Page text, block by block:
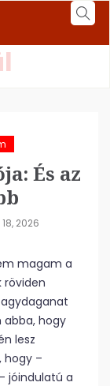
És az
2026
magam a
röviden
hogy
lesz
hogy –
jóindulatú a